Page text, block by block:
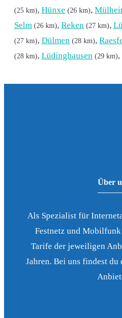
(25 km), Hünxe (26 km),
Selm (26 km), Reken (27 km),
(27 km), Dülmen (28 km),
(28 km), Lüdinghausen (29 km),
Über
Als Spezialist für
Festnetz und
Tarife der jeweiligen
Jahren. Bei uns findest